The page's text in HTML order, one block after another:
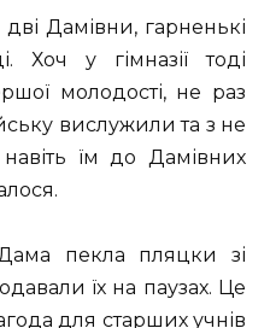
Дамівни, гарненькі
Хоч у гімназії тоді
молодості, не раз
вислужили та з не
їм до Дамівних
пекла пляцки зі
їх на паузах. Це
для старших учнів